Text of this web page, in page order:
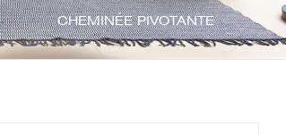
CHEMINÉE PIVOTANTE